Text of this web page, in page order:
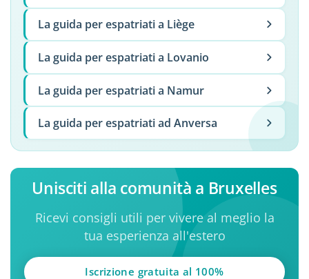
La guida per espatriati a Liège
La guida per espatriati a Lovanio
La guida per espatriati a Namur
La guida per espatriati ad Anversa
Unisciti alla comunità a Bruxelles
Ricevi consigli utili per vivere al meglio la
tua esperienza all'estero
Iscrizione gratuita al 100%